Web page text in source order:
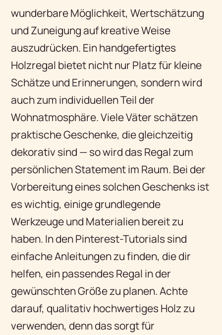
wunderbare Möglichkeit, Wertschätzung
und Zuneigung auf kreative Weise
auszudrücken. Ein handgefertigtes
Holzregal bietet nicht nur Platz für kleine
Schätze und Erinnerungen, sondern wird
auch zum individuellen Teil der
Wohnatmosphäre. Viele Väter schätzen
praktische Geschenke, die gleichzeitig
dekorativ sind — so wird das Regal zum
persönlichen Statement im Raum. Bei der
Vorbereitung eines solchen Geschenks ist
es wichtig, einige grundlegende
Werkzeuge und Materialien bereit zu
haben. In den Pinterest-Tutorials sind
einfache Anleitungen zu finden, die dir
helfen, ein passendes Regal in der
gewünschten Größe zu planen. Achte
darauf, qualitativ hochwertiges Holz zu
verwenden, denn das sorgt für